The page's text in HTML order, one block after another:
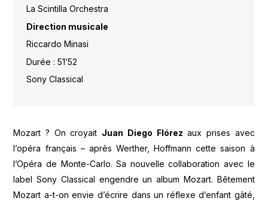
La Scintilla Orchestra
Direction musicale
Riccardo Minasi
Durée : 51’52
Sony Classical
Mozart ? On croyait Juan Diego Flórez aux prises avec
l’opéra français – après Werther, Hoffmann cette saison à
l’Opéra de Monte-Carlo. Sa nouvelle collaboration avec le
label Sony Classical engendre un album Mozart. Bêtement
Mozart a-t-on envie d’écrire dans un réflexe d’enfant gâté,